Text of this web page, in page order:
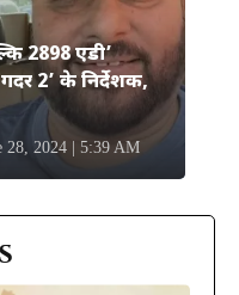
2898 एडी’
2’ के निर्देशक,
28, 2024 | 5:39 AM